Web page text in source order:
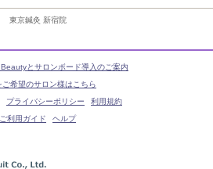
東京鍼灸 新宿院
とサロンボード導入のご案内
ご希望のサロン様はこちら
プライバシーポリシー
利用規約
ご利用ガイド
ヘルプ